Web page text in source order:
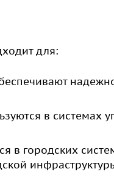
для:
в системах
в городских